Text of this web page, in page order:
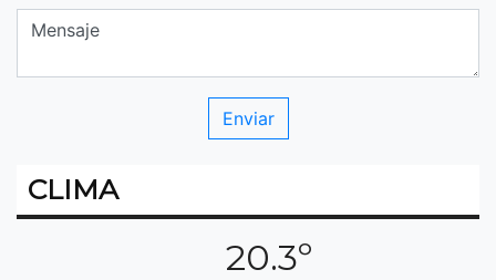
CLIMA
20.3º